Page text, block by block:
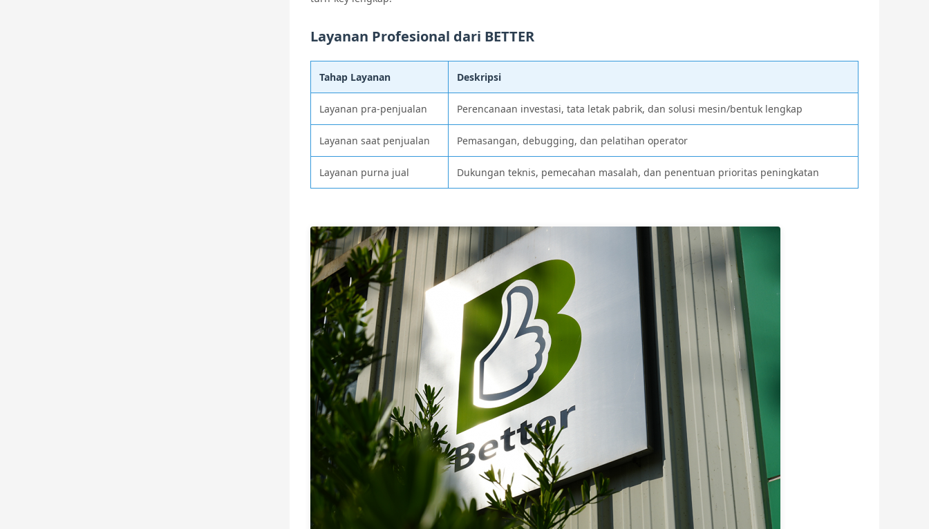
Layanan Profesional dari BETTER
Tahap Layanan Deskripsi
Layanan pra-penjualan Perencanaan investasi, tata letak pabrik, dan solusi mesin/bentuk lengkap
Layanan saat penjualan Pemasangan, debugging, dan pelatihan operator
Layanan purna jual Dukungan teknis, pemecahan masalah, dan penentuan prioritas peningkatan